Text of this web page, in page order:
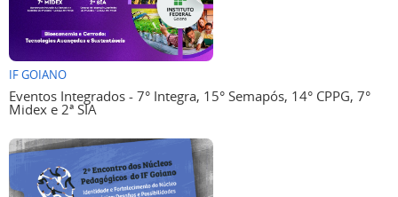
IF GOIANO
Eventos Integrados - 7° Integra, 15° Semapós, 14° CPPG, 7°
Midex e 2ª SIA